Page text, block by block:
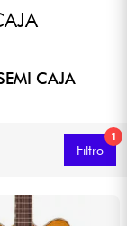
CAJA
1
Filtro